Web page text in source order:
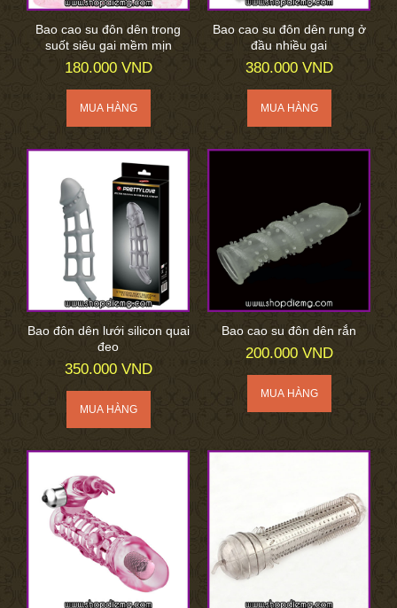
Bao cao su đôn dên trong
suốt siêu gai mềm mịn
180.000 VND
Bao cao su đôn dên rung ở
đầu nhiều gai
380.000 VND
Bao đôn dên lưới silicon quai
đeo
350.000 VND
Bao cao su đôn dên rắn
200.000 VND